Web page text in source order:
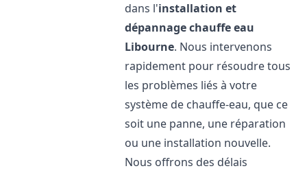
dans l'installation et
dépannage chauffe eau
Libourne. Nous intervenons
rapidement pour résoudre tous
les problèmes liés à votre
système de chauffe-eau, que ce
soit une panne, une réparation
ou une installation nouvelle.
Nous offrons des délais